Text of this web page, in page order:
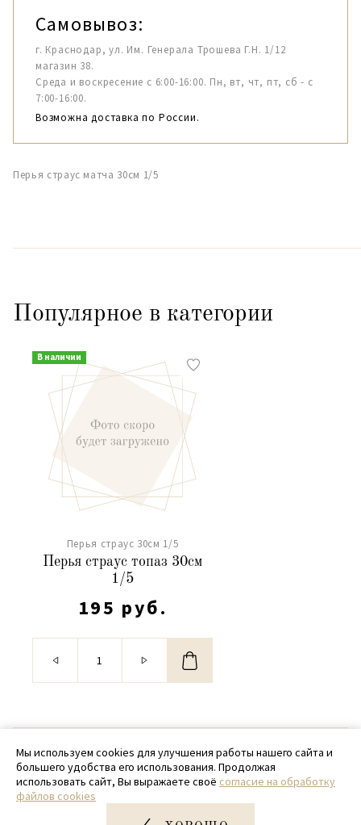
Самовывоз:
г. Краснодар, ул. Им. Генерала Трошева Г.Н. 1/12
магазин 38.
Среда и воскресение с 6:00-16:00. Пн, вт, чт, пт, сб - с
7:00-16:00.
Возможна доставка по России.
Перья страус матча 30см 1/5
Популярное в категории
В наличии
Перья страус 30см 1/5
Перья страус топаз 30см
1/5
195 руб.
© 2020 - 2026 SamPack
+ 7 (918) 699-97-87
zakaz@sampack.store
Мы используем cookies для улучшения работы нашего сайта и
большего удобства его использования. Продолжая
использовать сайт, Вы выражаете своё согласие на обработку
файлов cookies